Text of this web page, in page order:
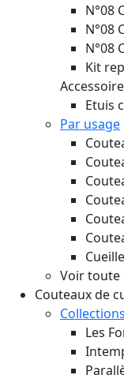
N°08
N°08
N°08
Kit
Etuis
Par usage
Voir toute
Couteaux de
Collections
Les